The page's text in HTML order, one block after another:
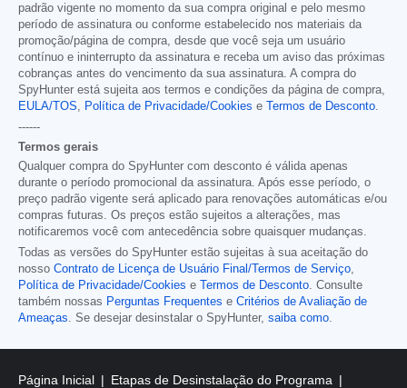
padrão vigente no momento da sua compra original e pelo mesmo
período de assinatura ou conforme estabelecido nos materiais da
promoção/página de compra, desde que você seja um usuário
contínuo e ininterrupto da assinatura e receba um aviso das próximas
cobranças antes do vencimento da sua assinatura. A compra do
SpyHunter está sujeita aos termos e condições da página de compra,
EULA/TOS, Política de Privacidade/Cookies e Termos de Desconto.
------
Termos gerais
Qualquer compra do SpyHunter com desconto é válida apenas
durante o período promocional da assinatura. Após esse período, o
preço padrão vigente será aplicado para renovações automáticas e/ou
compras futuras. Os preços estão sujeitos a alterações, mas
notificaremos você com antecedência sobre quaisquer mudanças.
Todas as versões do SpyHunter estão sujeitas à sua aceitação do
nosso Contrato de Licença de Usuário Final/Termos de Serviço,
Política de Privacidade/Cookies e Termos de Desconto. Consulte
também nossas Perguntas Frequentes e Critérios de Avaliação de
Ameaças. Se desejar desinstalar o SpyHunter, saiba como.
Página Inicial Etapas de Desinstalação do Programa